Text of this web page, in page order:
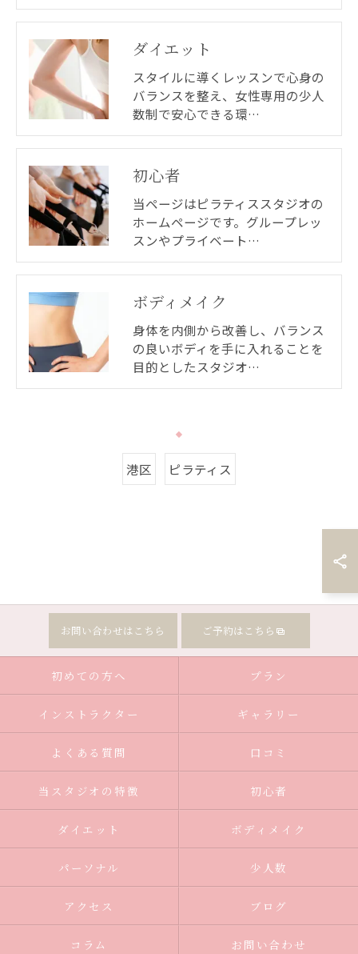
ダイエット
スタイルに導くレッスンで心身の
バランスを整え、女性専用の少人
数制で安心できる環…
初心者
当ページはピラティススタジオの
ホームページです。グループレッ
スンやプライベート…
ボディメイク
身体を内側から改善し、バランス
の良いボディを手に入れることを
目的としたスタジオ…
港区 ピラティス
お問い合わせはこちら ご予約はこちら
初めての方へ プラン
インストラクター ギャラリー
よくある質問 口コミ
当スタジオの特徴 初心者
ダイエット ボディメイク
パーソナル 少人数
アクセス ブログ
コラム お問い合わせ